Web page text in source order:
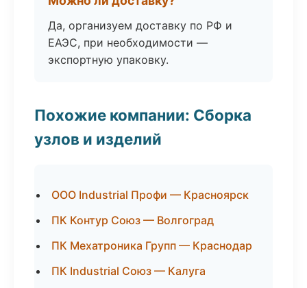
Да, организуем доставку по РФ и
ЕАЭС, при необходимости —
экспортную упаковку.
Похожие компании: Сборка
узлов и изделий
ООО Industrial Профи — Красноярск
ПК Контур Союз — Волгоград
ПК Мехатроника Групп — Краснодар
ПК Industrial Союз — Калуга